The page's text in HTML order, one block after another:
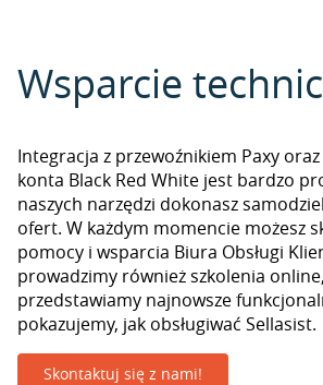
Wsparcie
Integracja z przewoźnikiem Paxy oraz
konta Black Red White jest bardzo
naszych narzędzi dokonasz
ofert. W każdym momencie możesz
pomocy i wsparcia Biura Obsługi
prowadzimy również szkolenia
przedstawiamy najnowsze
pokazujemy, jak obsługiwać Sellasist.
Skontaktuj się z nami!